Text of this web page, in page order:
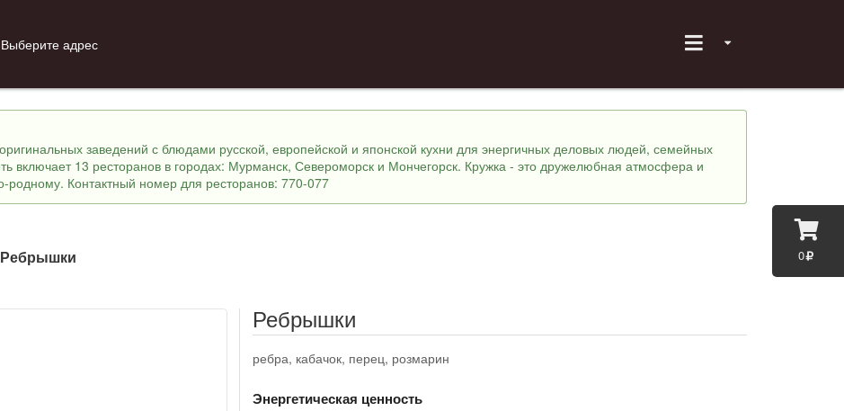
0
Выберите адрес
заведений с блюдами русской, европейской и японской кухни для энергичных деловых людей, семейных
включает 13 ресторанов в городах: Мурманск, Североморск и Мончегорск. Кружка - это дружелюбная атмосфера и
родному. Контактный номер для ресторанов: 770-077
Ребрышки
Ребрышки
ребра, кабачок, перец, розмарин
Энергетическая ценность